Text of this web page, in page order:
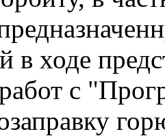
в ходе
с